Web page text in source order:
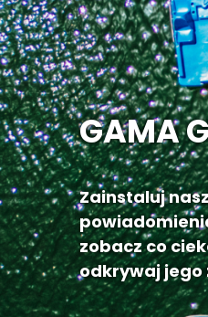
GAMA
Zainstaluj
zobacz co
odkrywaj jego